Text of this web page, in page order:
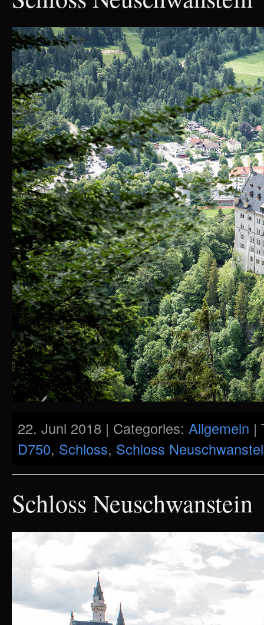
22. Juni 2018 | Categories: Allgemein |
D750, Schloss, Schloss
Schloss Neuschwanstein